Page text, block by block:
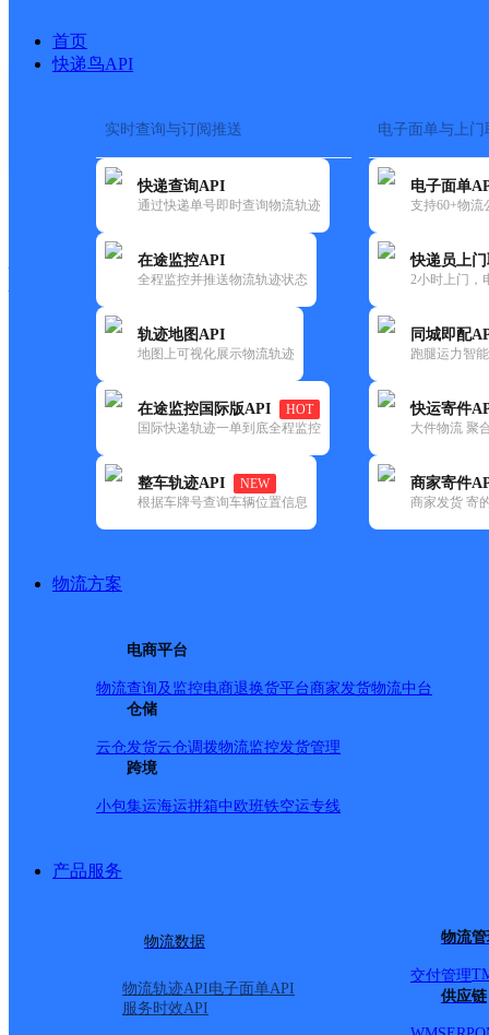
首页
快递鸟API
实时查询与订阅推送
快递查询API
通过快递单号即时查询物流轨迹
在途监控API
全程监控并推送物流轨迹状态
轨迹地图API
地图上可视化展示物流轨迹
在途监控国际版API
HOT
国际快递轨迹一单到底全程监控
整车轨迹API
NEW
根据车牌号查询车辆位置信息
电子面单与上门
电子面单
支持60+物流
快递员上
2小时上门，
同城即配
跑腿运力智
快运寄件
大件物流 聚
商家寄件
商家发货 寄
物流方案
电商平台
物流查询及监控电商退换货平台商家发货物流中台
仓储
云仓发货云仓调拨物流监控发货管理
跨境
小包集运海运拼箱中欧班铁空运专线
产品服务
物流数据
物流轨迹API电子面单API
服务时效API
物流
交付管理
供应链
快运大全 快递时效
邮政
鸣山路邮政所
更新时间：2021-12-03 00:00:00
所属快递：邮政国内
所属区域：甘肃省-酒泉市-敦煌市
网点地址：甘肃省酒泉市敦煌市鸣山路15号
网点负责人：